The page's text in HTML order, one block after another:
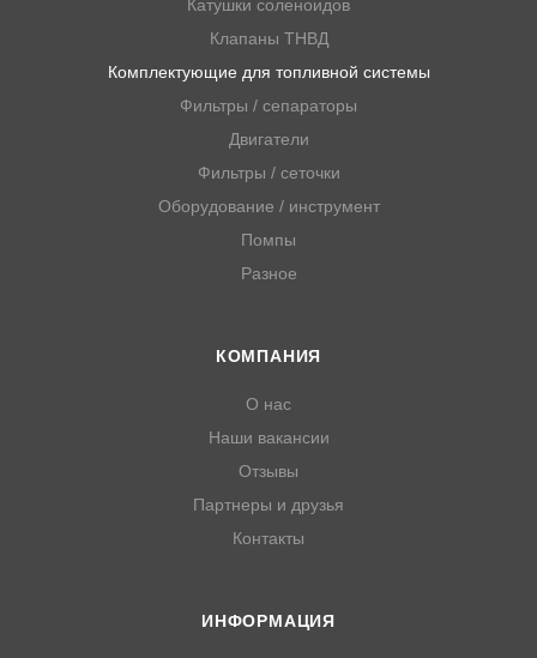
Катушки соленоидов
Клапаны ТНВД
Комплектующие для топливной системы
Фильтры / сепараторы
Двигатели
Фильтры / сеточки
Оборудование / инструмент
Помпы
Разное
КОМПАНИЯ
О нас
Наши вакансии
Отзывы
Партнеры и друзья
Контакты
ИНФОРМАЦИЯ